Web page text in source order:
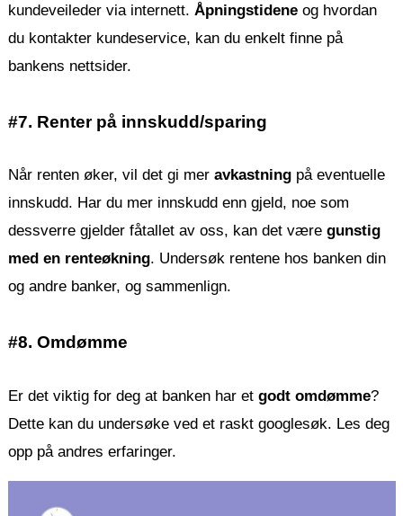
kundeveileder via internett. Åpningstideneog hvordan
du kontakter kundeservice, kan du enkelt finne på
bankens nettsider.
#7. Renter på innskudd/sparing
Når renten øker, vil det gi mer avkastningpå eventuelle
innskudd. Har du mer innskudd enn gjeld, noe som
dessverre gjelder fåtallet av oss, kan det være gunstig
med en renteøkning. Undersøk rentene hos banken din
og andre banker, og sammenlign.
#8. Omdømme
Er det viktig for deg at banken har et godt omdømme?
Dette kan du undersøke ved et raskt googlesøk. Les deg
opp på andres erfaringer.